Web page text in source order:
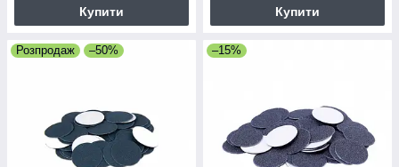
Купити Купити
Розпродаж –50% –15%